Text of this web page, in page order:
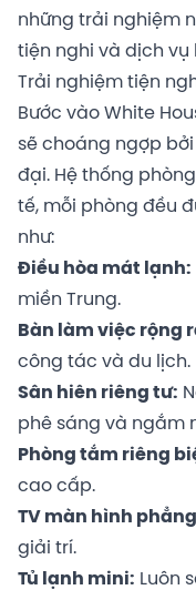
những trải nghiệm
tiện nghi và dịch vụ
Trải nghiệm tiện
Bước vào White
sẽ choáng ngợp
đại. Hệ thống
tế, mỗi phòng đều
như:
Điều hòa mát lạnh:
miền Trung.
Bàn làm việc rộng
công tác và du lịch.
Sân hiên riêng tư:
phê sáng và ngắm
Phòng tắm riêng
cao cấp.
TV màn hình
giải trí.
Tủ lạnh mini: Luôn